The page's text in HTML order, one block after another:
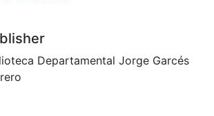
Departamental Jorge Garcés